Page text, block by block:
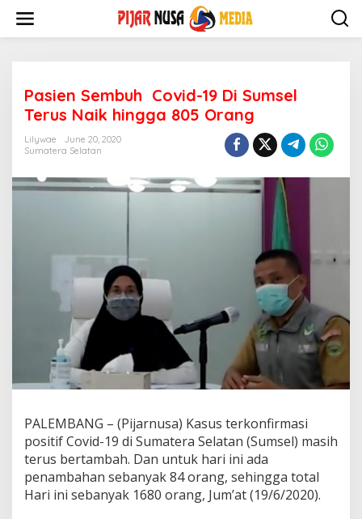
content
Pasien Sembuh Covid-19 Di Sumsel
Terus Naik hingga 805 Orang
Lilywae
June 20, 2020
Sumatera Selatan
PALEMBANG – (Pijarnusa) Kasus terkonfirmasi
positif Covid-19 di Sumatera Selatan (Sumsel) masih
terus bertambah. Dan untuk hari ini ada
penambahan sebanyak 84 orang, sehingga total
Hari ini sebanyak 1680 orang, Jum’at (19/6/2020).